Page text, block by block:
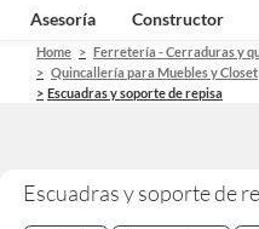
Asesoría Constructor
Home
Ferretería - Cerraduras y
Quincallería para Muebles y Closet
Escuadras y soporte de repisa
Escuadras y soporte de